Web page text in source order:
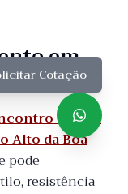
em
Vista
balcão
Alto da Boa
pode
resistência
Cotação